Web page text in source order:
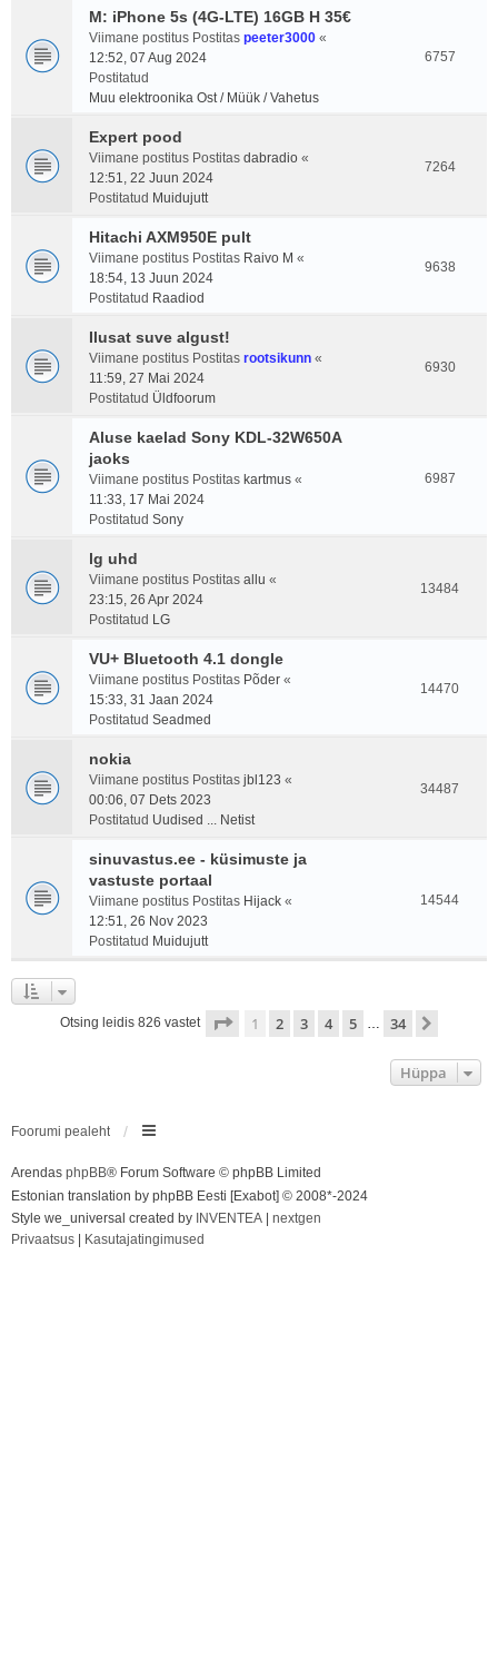
M: iPhone 5s (4G-LTE) 16GB H 35€
Viimane postitus Postitas peeter3000 «
12:52, 07 Aug 2024
Postitatud
Muu elektroonika Ost / Müük / Vahetus
6757
Expert pood
Viimane postitus Postitas dabradio «
12:51, 22 Juun 2024
Postitatud Muidujutt
7264
Hitachi AXM950E pult
Viimane postitus Postitas Raivo M «
18:54, 13 Juun 2024
Postitatud Raadiod
9638
Ilusat suve algust!
Viimane postitus Postitas rootsikunn «
11:59, 27 Mai 2024
Postitatud Üldfoorum
6930
Aluse kaelad Sony KDL-32W650A
jaoks
Viimane postitus Postitas kartmus «
11:33, 17 Mai 2024
Postitatud Sony
6987
lg uhd
Viimane postitus Postitas allu «
23:15, 26 Apr 2024
Postitatud LG
13484
VU+ Bluetooth 4.1 dongle
Viimane postitus Postitas Põder «
15:33, 31 Jaan 2024
Postitatud Seadmed
14470
nokia
Viimane postitus Postitas jbl123 «
00:06, 07 Dets 2023
Postitatud Uudised ... Netist
34487
sinuvastus.ee - küsimuste ja
vastuste portaal
Viimane postitus Postitas Hijack «
12:51, 26 Nov 2023
Postitatud Muidujutt
14544
Otsing leidis 826 vastet . leht34 -st
1 2 3 4 5 … 34
Hüppa
Foorumi pealeht
Arendas phpBB® Forum Software © phpBB Limited
Estonian translation by phpBB Eesti [Exabot] © 2008*-2024
Style we_universal created by INVENTEA
nextgen
Privaatsus
Kasutajatingimused